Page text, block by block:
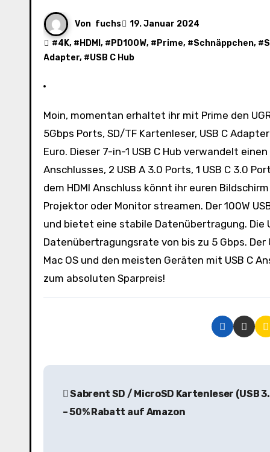
Von fuchs
19. Januar 2024
#4K, # HDMI , # PD100W, # Prime, #Schnäppchen, #
Adapter, #USB C Hub
Moin, momentan erhaltet ihr mit Prime den UGREEN Revodok USB C Hub mit 4K HDMI, PD100W, USB-C/2USB-A
5Gbps Ports, SD/TF Kartenleser, USB C
Euro. Dieser 7-in-1 USB C Hub verwandelt
Anschlusses, 2 USB A 3.0 Ports, 1 USB C 3.0
dem HDMI Anschluss könnt ihr euren
Projektor oder Monitor streamen. Der 100W
und bietet eine stabile Datenübertragung. Die
Datenübertragungsrate von bis zu 5 Gbps. Der
Mac OS und den meisten Geräten mit USB C
zum absoluten Sparpreis!
B
Sabrent SD / MicroSD Kartenleser (USB
– 50% Rabatt auf Amazon